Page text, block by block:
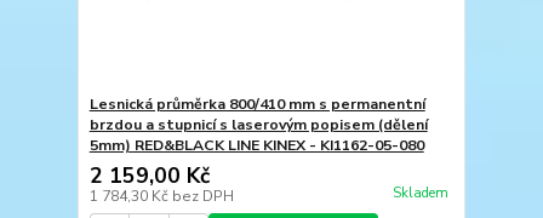
Lesnická průměrka 800/410 mm s permanentní
brzdou a stupnicí s laserovým popisem (dělení
5mm) RED&BLACK LINE KINEX - KI1162-05-080
2 159,00 Kč
1 784,30 Kč bez DPH Skladem